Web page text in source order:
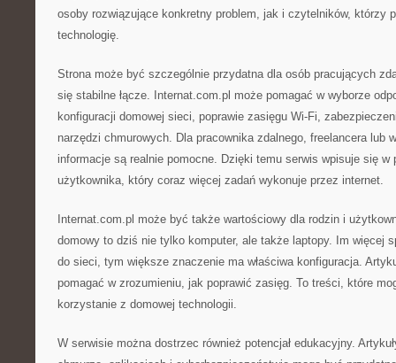
osoby rozwiązujące konkretny problem, jak i czytelników, którzy
technologię.
Strona może być szczególnie przydatna dla osób pracujących
się stabilne łącze. Internat.com.pl może pomagać w wyborze
konfiguracji domowej sieci, poprawie zasięgu Wi-Fi,
narzędzi chmurowych. Dla pracownika zdalnego, freelancera lub
informacje są realnie pomocne. Dzięki temu serwis wpisuje się w
użytkownika, który coraz więcej zadań wykonuje przez internet.
Internat.com.pl może być także wartościowy dla rodzin i
domowy to dziś nie tylko komputer, ale także laptopy. Im więcej
do sieci, tym większe znaczenie ma właściwa konfiguracja.
pomagać w zrozumieniu, jak poprawić zasięg. To treści, które
korzystanie z domowej technologii.
W serwisie można dostrzec również potencjał edukacyjny.